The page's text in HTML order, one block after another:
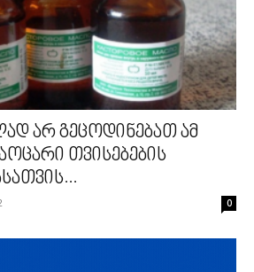
არ გეცოდინებათ ამ
თვისებების
0